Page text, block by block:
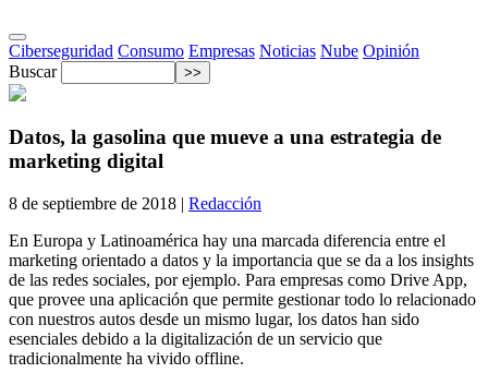
Ciberseguridad Consumo Empresas Noticias Nube Opinión
Buscar
Datos, la gasolina que mueve a una estrategia de
marketing digital
8 de septiembre de 2018 | Redacción
En Europa y Latinoamérica hay una marcada diferencia entre el
marketing orientado a datos y la importancia que se da a los insights
de las redes sociales, por ejemplo. Para empresas como Drive App,
que provee una aplicación que permite gestionar todo lo relacionado
con nuestros autos desde un mismo lugar, los datos han sido
esenciales debido a la digitalización de un servicio que
tradicionalmente ha vivido offline.